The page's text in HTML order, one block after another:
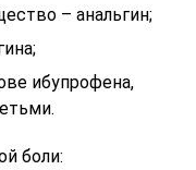
– анальгин;
ибупрофена,
боли: